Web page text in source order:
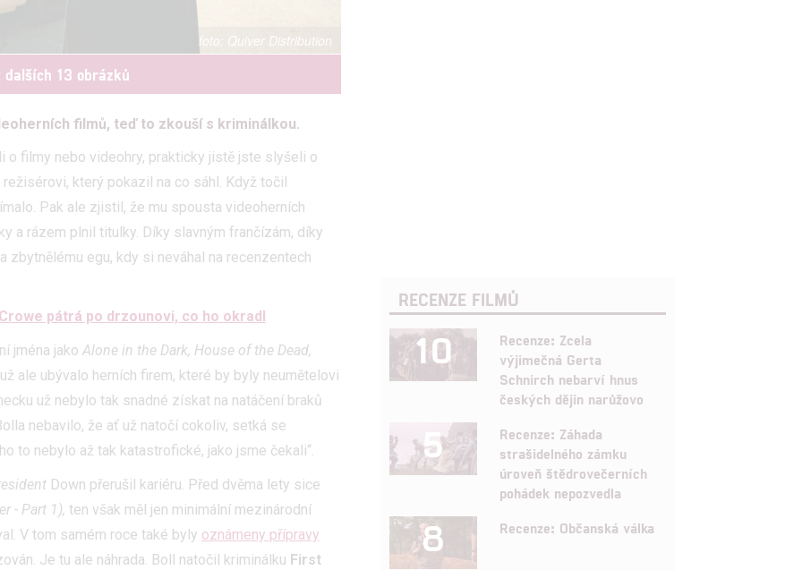
Quiver Distribution
dalších 13 obrázků
filmů, teď to zkouší s kriminálkou.
filmy nebo videohry, prakticky jistě jste slyšeli o
který pokazil na co sáhl. Když točil
Pak ale zjistil, že mu spousta videoherních
a rázem plnil titulky. Díky slavným frančízám, díky
zbytnělému egu, kdy si neváhal na recenzentech
pátrá po drzounovi, co ho okradl
jména jako Alone in the Dark, House of the Dead,
ale ubývalo herních firem, které by byly neumětelovi
už nebylo tak snadné získat na natáčení braků
nebavilo, že ať už natočí cokoliv, setká se
to nebylo až tak katastrofické, jako jsme čekali“.
Down přerušil kariéru. Před dvěma lety sice
- Part 1), ten však měl jen minimální mezinárodní
V tom samém roce také byly oznámeny přípravy
Je tu ale náhrada. Boll natočil kriminálku First
RECENZE FILMŮ
10
Recenze: Zcela
výjimečná Gerta
Schnirch nebarví hnus
českých dějin narůžovo
5
Recenze: Záhada
strašidelného zámku
úroveň štědrovečerních
pohádek nepozvedla
8 Recenze: Občanská válka